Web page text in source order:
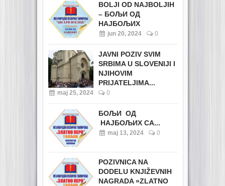
BOLJI OD NAJBOLJIH
– БОЉИ ОД
НАЈБОЉИХ
jun 20, 2024 0
JAVNI POZIV SVIM
SRBIMA U SLOVENIJI I
NJIHOVIM
PRIJATELJIMA...
maj 25, 2024 0
БОЉИ ОД
НАЈБОЉИХ СА...
maj 13, 2024 0
POZIVNICA NA
DODELU KNJIŽEVNIH
NAGRADA »ZLATNO